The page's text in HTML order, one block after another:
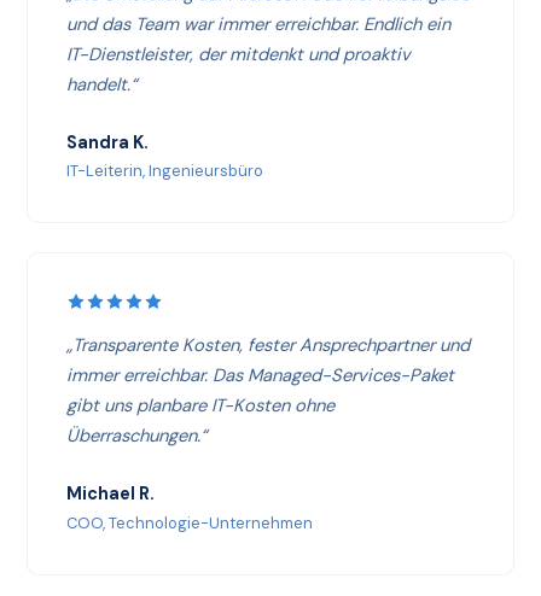
und das Team war immer erreichbar. Endlich ein
IT-Dienstleister, der mitdenkt und proaktiv
handelt.“
Sandra K.
IT-Leiterin, Ingenieursbüro
„Transparente Kosten, fester Ansprechpartner und
immer erreichbar. Das Managed-Services-Paket
gibt uns planbare IT-Kosten ohne
Überraschungen.“
Michael R.
COO, Technologie-Unternehmen